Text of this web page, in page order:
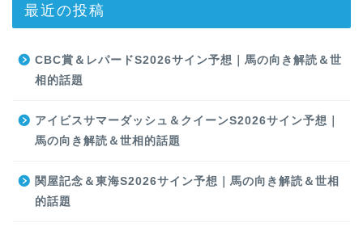
最近の投稿
CBC賞＆レパードS2026サイン予想｜馬の向き解読＆世
相的話題
アイビスサマーダッシュ＆クイーンS2026サイン予想｜
馬の向き解読＆世相的話題
関屋記念＆東海S2026サイン予想｜馬の向き解読＆世相
的話題